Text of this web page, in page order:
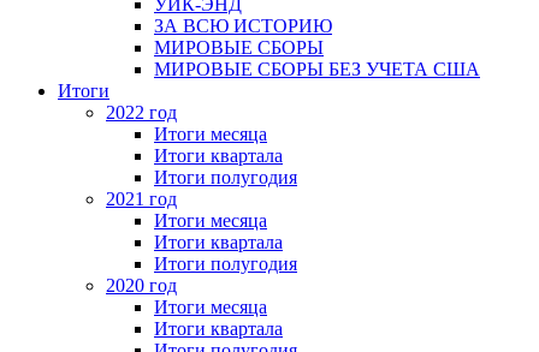
УИК-ЭНД
ЗА ВСЮ ИСТОРИЮ
МИРОВЫЕ СБОРЫ
МИРОВЫЕ СБОРЫ БЕЗ УЧЕТА США
Итоги
2022 год
Итоги месяца
Итоги квартала
Итоги полугодия
2021 год
Итоги месяца
Итоги квартала
Итоги полугодия
2020 год
Итоги месяца
Итоги квартала